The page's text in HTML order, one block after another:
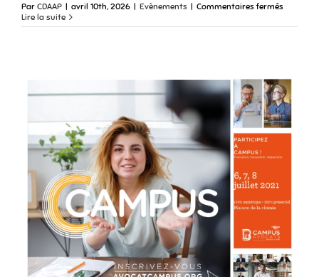
Par CDAAP | avril 10th, 2026 | Evènements | Commentaires fermés
avril
Learn,
des
vélos-
bureaux
et
mobiliers
Lire la suite